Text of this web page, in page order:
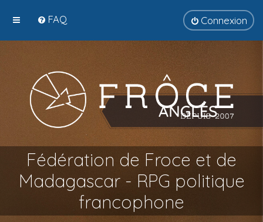
FAQ Connexion
Fédération de Froce et de
Madagascar - RPG politique
francophone